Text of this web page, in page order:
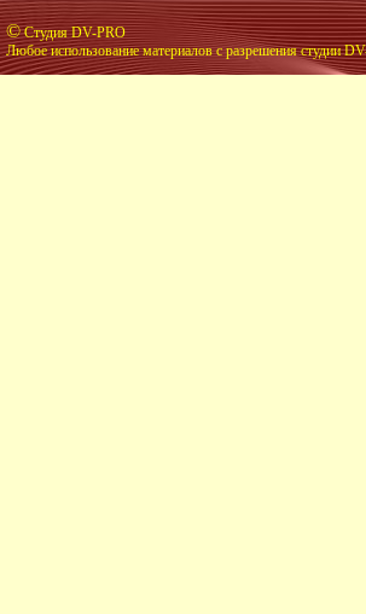
©Студия DV-PRO
Любое использование материалов с разрешения студии